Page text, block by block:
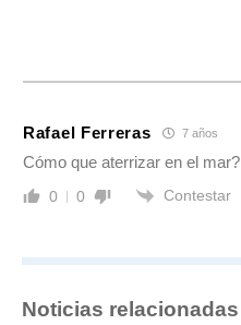
Rafael Ferreras 7 años
Cómo que aterrizar en el mar?
0 0 Contestar
Noticias relacionadas